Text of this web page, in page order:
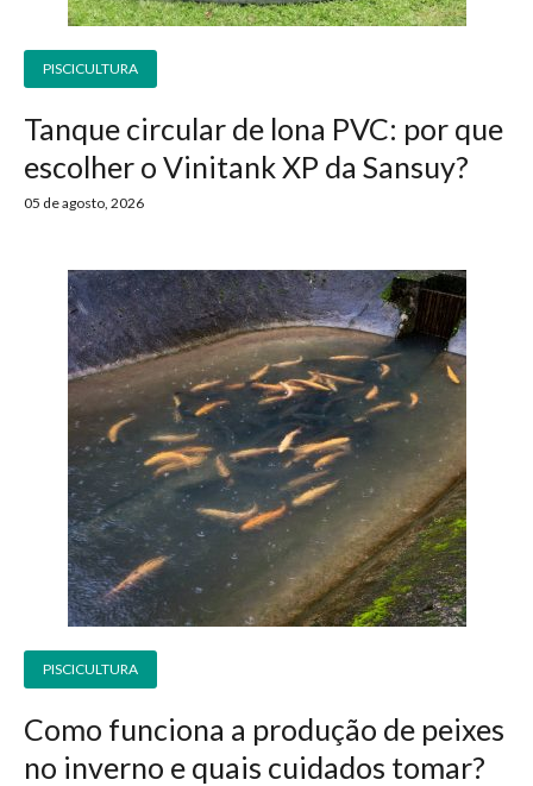
PISCICULTURA
Tanque circular de lona PVC: por que
escolher o Vinitank XP da Sansuy?
05 de agosto, 2026
PISCICULTURA
Como funciona a produção de peixes
no inverno e quais cuidados tomar?